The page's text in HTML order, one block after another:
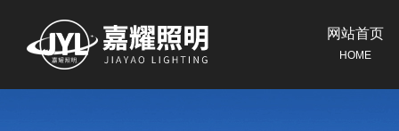
网站首页
HOME